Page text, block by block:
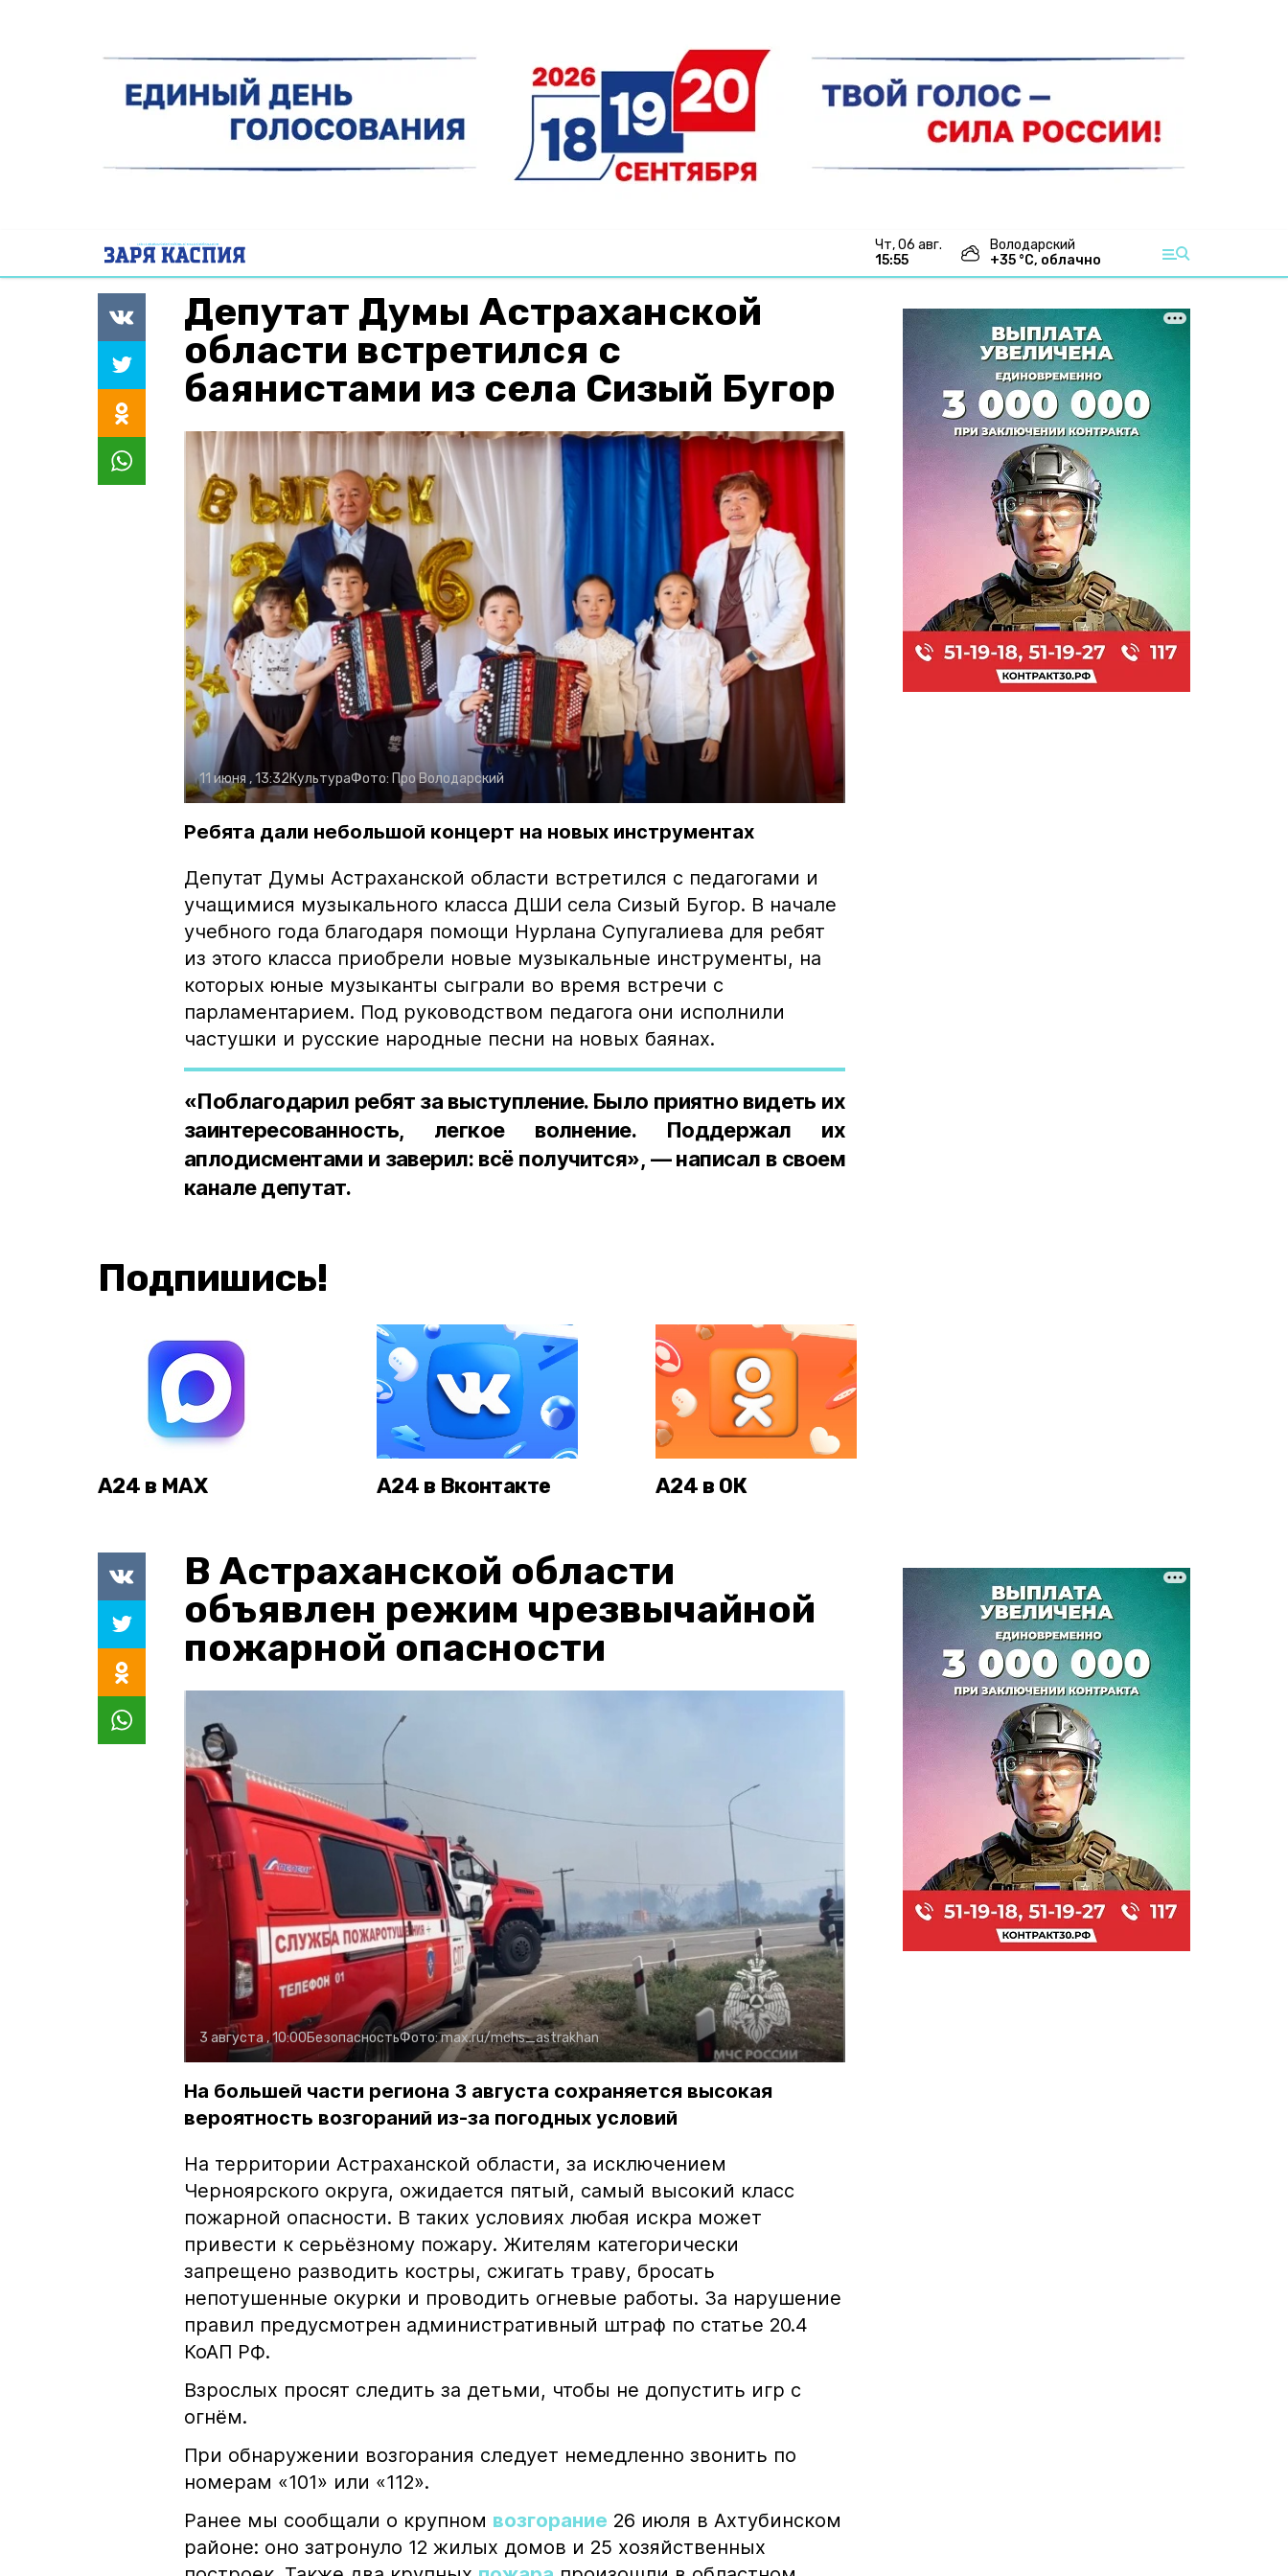
чт, 06 авг.
15:55
Володарский
+35 °С, облачно
Депутат Думы Астраханской
области встретился с
баянистами из села Сизый Бугор
11 июня , 13:32КультураФото: Про Володарский
Ребята дали небольшой концерт на новых инструментах
Депутат Думы Астраханской области встретился с педагогами и
учащимися музыкального класса ДШИ села Сизый Бугор. В начале
учебного года благодаря помощи Нурлана Супугалиева для ребят
из этого класса приобрели новые музыкальные инструменты, на
которых юные музыканты сыграли во время встречи с
парламентарием. Под руководством педагога они исполнили
частушки и русские народные песни на новых баянах.
«Поблагодарил ребят за выступление. Было приятно видеть их
заинтересованность, легкое волнение. Поддержал их
аплодисментами и заверил: всё получится», — написал в своем
канале депутат.
Подпишись!
А24 в MAX А24 в Вконтакте А24 в ОК
В Астраханской области
объявлен режим чрезвычайной
пожарной опасности
3 августа , 10:00БезопасностьФото:max.ru/mchs_astrakhan
На большей части региона 3 августа сохраняется высокая
вероятность возгораний из-за погодных условий
На территории Астраханской области, за исключением
Черноярского округа, ожидается пятый, самый высокий класс
пожарной опасности. В таких условиях любая искра может
привести к серьёзному пожару. Жителям категорически
запрещено разводить костры, сжигать траву, бросать
непотушенные окурки и проводить огневые работы. За нарушение
правил предусмотрен административный штраф по статье 20.4
КоАП РФ.
Взрослых просят следить за детьми, чтобы не допустить игр с
огнём.
При обнаружении возгорания следует немедленно звонить по
номерам «101» или «112».
Ранее мы сообщали о крупном возгорание 26 июля в Ахтубинском
районе: оно затронуло 12 жилых домов и 25 хозяйственных